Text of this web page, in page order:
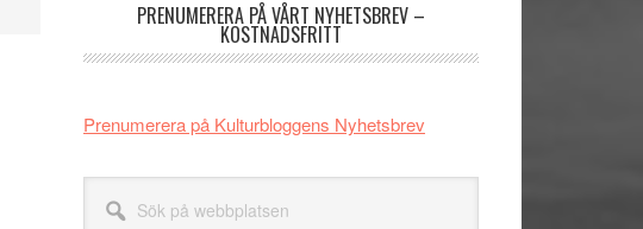
PRENUMERERA PÅ VÅRT NYHETSBREV –
KOSTNADSFRITT
Prenumerera på Kulturbloggens Nyhetsbrev